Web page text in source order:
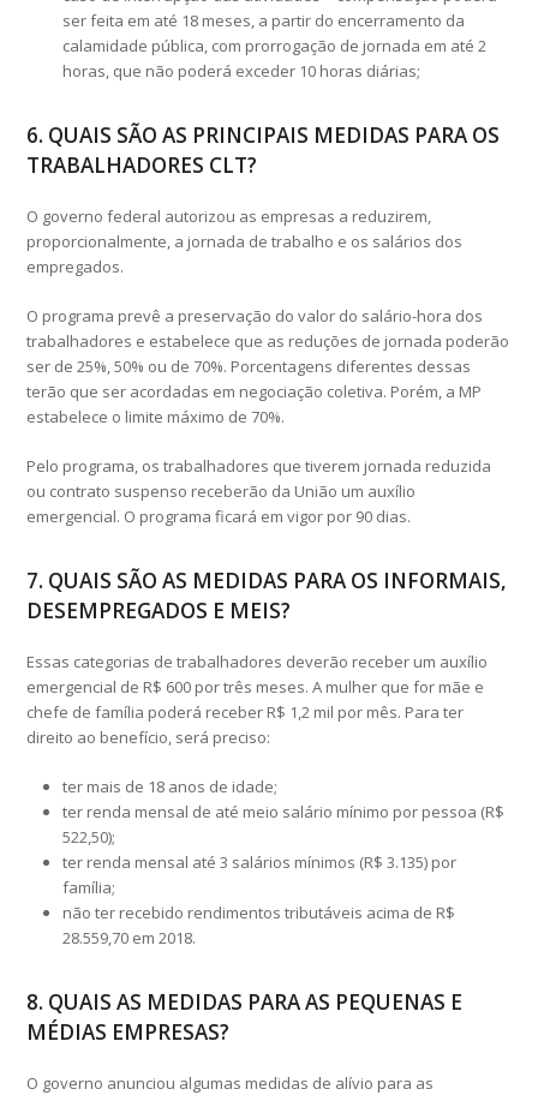
ser feita em até 18 meses, a partir do encerramento da
calamidade pública, com prorrogação de jornada em até 2
horas, que não poderá exceder 10 horas diárias;
6. QUAIS SÃO AS PRINCIPAIS MEDIDAS PARA OS
TRABALHADORES CLT?
O governo federal autorizou as empresas a reduzirem,
proporcionalmente, a jornada de trabalho e os salários dos
empregados.
O programa prevê a preservação do valor do salário-hora dos
trabalhadores e estabelece que as reduções de jornada poderão
ser de 25%, 50% ou de 70%. Porcentagens diferentes dessas
terão que ser acordadas em negociação coletiva. Porém, a MP
estabelece o limite máximo de 70%.
Pelo programa, os trabalhadores que tiverem jornada reduzida
ou contrato suspenso receberão da União um auxílio
emergencial. O programa ficará em vigor por 90 dias.
7. QUAIS SÃO AS MEDIDAS PARA OS INFORMAIS,
DESEMPREGADOS E MEIS?
Essas categorias de trabalhadores deverão receber um auxílio
emergencial de R$ 600 por três meses. A mulher que for mãe e
chefe de família poderá receber R$ 1,2 mil por mês. Para ter
direito ao benefício, será preciso:
ter mais de 18 anos de idade;
ter renda mensal de até meio salário mínimo por pessoa (R$
522,50);
ter renda mensal até 3 salários mínimos (R$ 3.135) por
família;
não ter recebido rendimentos tributáveis acima de R$
28.559,70 em 2018.
8. QUAIS AS MEDIDAS PARA AS PEQUENAS E
MÉDIAS EMPRESAS?
O governo anunciou algumas medidas de alívio para as